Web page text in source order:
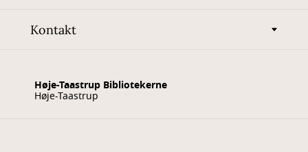
Kontakt
Høje-Taastrup Bibliotekerne
Høje-Taastrup